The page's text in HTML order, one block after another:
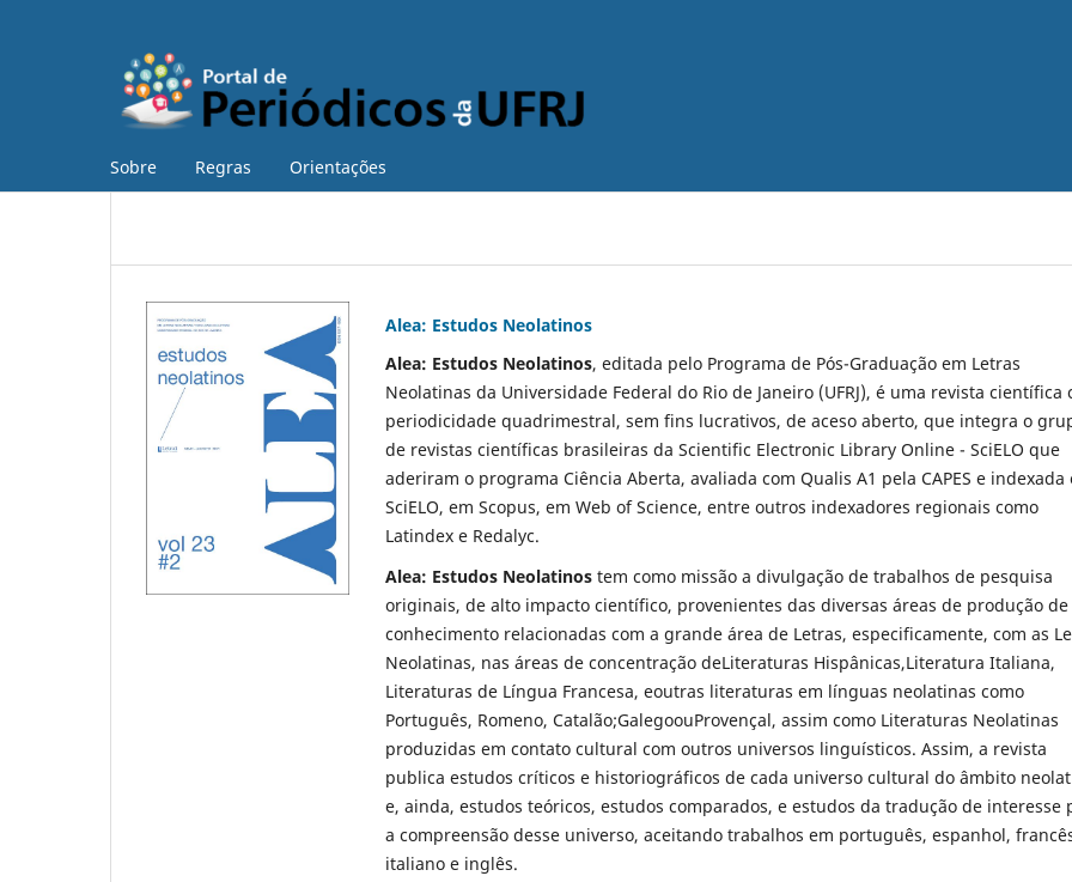
Sobre Regras Orientações
Alea: Estudos Neolatinos
Alea: Estudos Neolatinos, editada pelo Programa de Pós-Graduação em Letras
Neolatinas da Universidade Federal do Rio de Janeiro (UFRJ), é uma revista científica
periodicidade quadrimestral, sem fins lucrativos, de aceso aberto, que integra o
de revistas científicas brasileiras da Scientific Electronic Library Online - SciELO que
aderiram o programa Ciência Aberta, avaliada com Qualis A1 pela CAPES e indexada
SciELO, em Scopus, em Web of Science, entre outros indexadores regionais como
Latindex e Redalyc.
Alea: Estudos Neolatinos tem como missão a divulgação de trabalhos de pesquisa
originais, de alto impacto científico, provenientes das diversas áreas de produção de
conhecimento relacionadas com a grande área de Letras, especificamente, com as
Neolatinas, nas áreas de concentração deLiteraturas Hispânicas,Literatura Italiana,
Literaturas de Língua Francesa, eoutras literaturas em línguas neolatinas como
Português, Romeno, Catalão;GalegoouProvençal, assim como Literaturas Neolatinas
produzidas em contato cultural com outros universos linguísticos. Assim, a revista
publica estudos críticos e historiográficos de cada universo cultural do âmbito
e, ainda, estudos teóricos, estudos comparados, e estudos da tradução de interesse
a compreensão desse universo, aceitando trabalhos em português, espanhol,
italiano e inglês.